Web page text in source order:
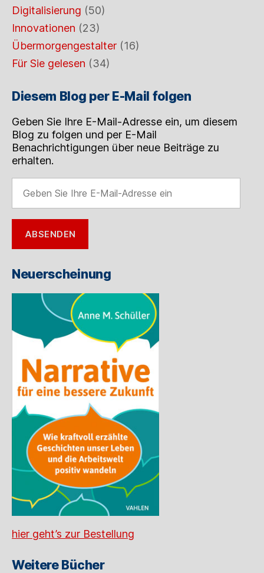
Digitalisierung (50)
Innovationen (23)
Übermorgengestalter (16)
Für Sie gelesen (34)
Diesem Blog per E-Mail folgen
Geben Sie Ihre E-Mail-Adresse ein, um diesem
Blog zu folgen und per E-Mail
Benachrichtigungen über neue Beiträge zu
erhalten.
Sie
Ihre
E-
Mail-
Adresse
ABSENDEN
Neuerscheinung
hier geht’s zur Bestellung
Weitere Bücher